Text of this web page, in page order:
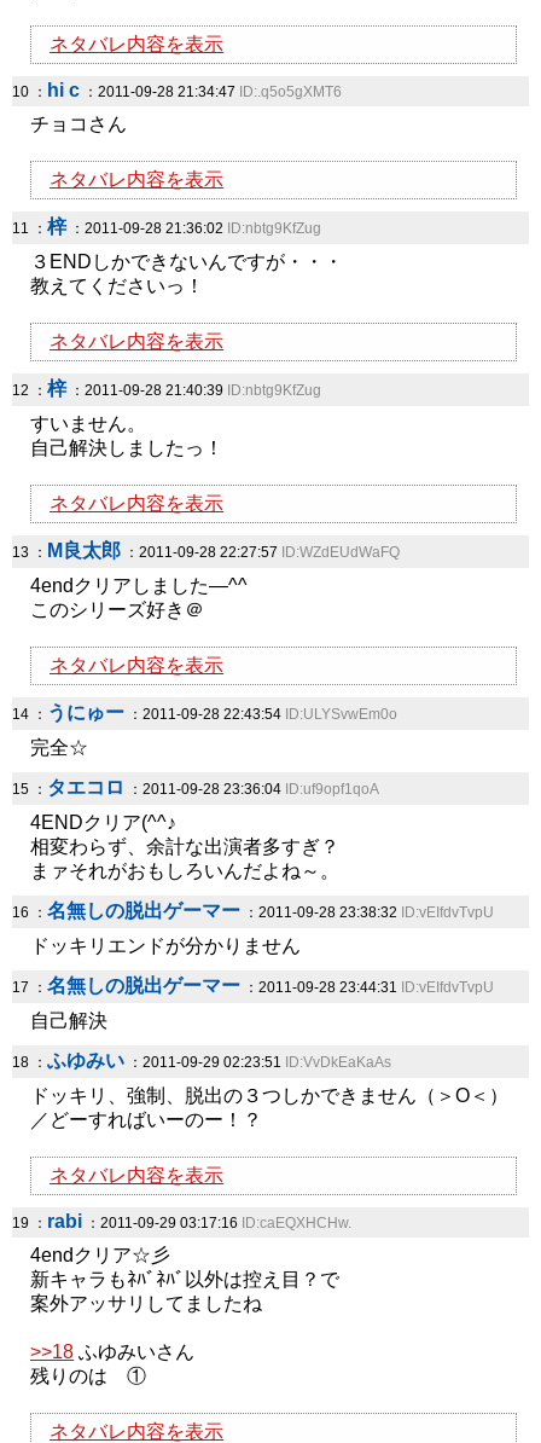
ネタバレ内容を表示
10 ： hi c ：2011-09-28 21:34:47 ID:.q5o5gXMT6
チョコさん
ネタバレ内容を表示
11 ： 梓：2011-09-28 21:36:02 ID:nbtg9KfZug
３ENDしかできないんですが・・・
教えてくださいっ！
ネタバレ内容を表示
12 ： 梓：2011-09-28 21:40:39 ID:nbtg9KfZug
すいません。
自己解決しましたっ！
ネタバレ内容を表示
13 ： M良太郎 ：2011-09-28 22:27:57 ID:WZdEUdWaFQ
4endクリアしました―^^
このシリーズ好き＠
ネタバレ内容を表示
14 ： うにゅー ：2011-09-28 22:43:54 ID:ULYSvwEm0o
完全☆
15 ： タエコロ ：2011-09-28 23:36:04 ID:uf9opf1qoA
4ENDクリア(^^♪
相変わらず、余計な出演者多すぎ？
まァそれがおもしろいんだよね～。
16 ： 名無しの脱出ゲーマー ：2011-09-28 23:38:32 ID:vEIfdvTvpU
ドッキリエンドが分かりません
17 ： 名無しの脱出ゲーマー ：2011-09-28 23:44:31 ID:vEIfdvTvpU
自己解決
18 ： ふゆみい ：2011-09-29 02:23:51 ID:VvDkEaKaAs
ドッキリ、強制、脱出の３つしかできません（＞O＜）
／どーすればいーのー！？
ネタバレ内容を表示
19 ： rabi ：2011-09-29 03:17:16 ID:caEQXHCHw.
4endクリア☆彡
新キャラもﾈﾊﾞﾈﾊﾞ以外は控え目？で
案外アッサリしてましたね
>>18 ふゆみいさん
残りのは ①
ネタバレ内容を表示